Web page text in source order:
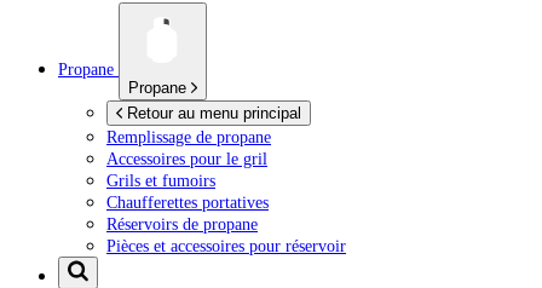
Propane
Propane
Retour au menu principal
Remplissage de propane
Accessoires pour le gril
Grils et fumoirs
Chaufferettes portatives
Réservoirs de propane
Pièces et accessoires pour réservoir